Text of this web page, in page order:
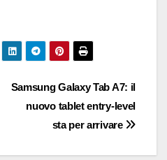
Samsung Galaxy Tab A7: il
nuovo tablet entry-level
sta per arrivare